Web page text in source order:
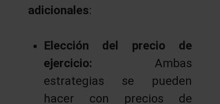
adicionales:
Elección del precio de
ejercicio:Ambas
estrategias se pueden
hacer con precios de